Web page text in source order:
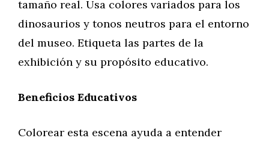
tamaño real. Usa colores variados para los
dinosaurios y tonos neutros para el entorno
del museo. Etiqueta las partes de la
exhibición y su propósito educativo.
Beneficios Educativos
Colorear esta escena ayuda a entender